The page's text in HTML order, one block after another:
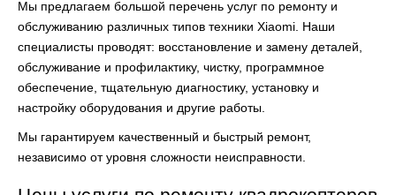
Мы предлагаем большой перечень услуг по ремонту и
обслуживанию различных типов техники Xiaomi. Наши
специалисты проводят: восстановление и замену деталей,
обслуживание и профилактику, чистку, программное
обеспечение, тщательную диагностику, установку и
настройку оборудования и другие работы.
Мы гарантируем качественный и быстрый ремонт,
независимо от уровня сложности неисправности.